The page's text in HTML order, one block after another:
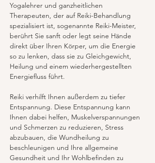
Yogalehrer und ganzheitlichen
Therapeuten, der auf Reiki-Behandlung
spezialisiert ist, sogenannte Reiki-Meister,
berührt Sie sanft oder legt seine Hände
direkt über Ihren Körper, um die Energie
so zu lenken, dass sie zu Gleichgewicht,
Heilung und einem wiederhergestellten
Energiefluss führt.
Reiki verhilft Ihnen außerdem zu tiefer
Entspannung. Diese Entspannung kann
Ihnen dabei helfen, Muskelverspannungen
und Schmerzen zu reduzieren, Stress
abzubauen, die Wundheilung zu
beschleunigen und Ihre allgemeine
Gesundheit und Ihr Wohlbefinden zu